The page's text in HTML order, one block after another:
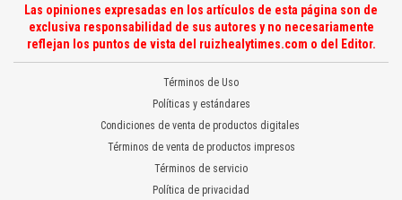
Las opiniones expresadas en los artículos de esta página son de
exclusiva responsabilidad de sus autores y no necesariamente
reflejan los puntos de vista del ruizhealytimes.com o del Editor.
Términos de Uso
Políticas y estándares
Condiciones de venta de productos digitales
Términos de venta de productos impresos
Términos de servicio
Política de privacidad